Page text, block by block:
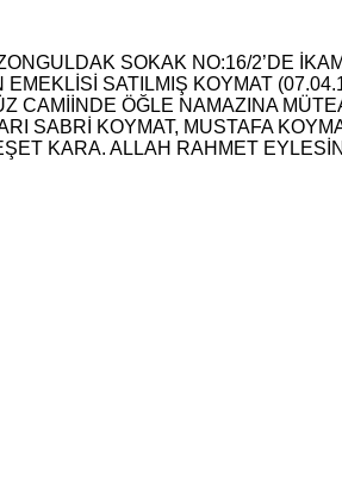
SOKAK NO:16/2’DE
SATILMIŞ KOYMAT
CAMİİNDE ÖĞLE NAMAZINA
SABRİ KOYMAT, MUSTAFA
KARA. ALLAH RAHMET